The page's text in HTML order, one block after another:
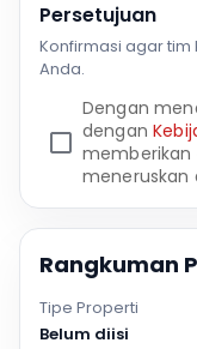
Persetujuan
Konfirmasi agar
Anda.
Dengan
dengan
memberikan
meneruskan
Rangkuman
Tipe Properti
Belum diisi